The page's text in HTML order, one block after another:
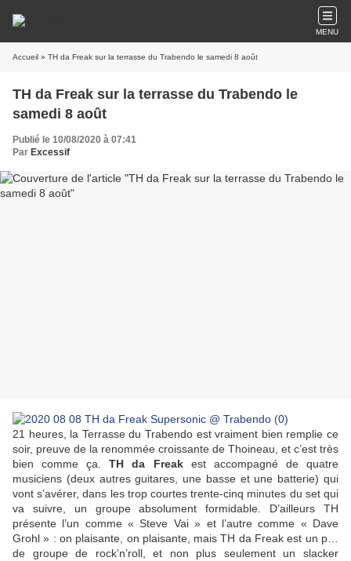
MENU
Accueil » TH da Freak sur la terrasse du Trabendo le samedi 8 août
TH da Freak sur la terrasse du Trabendo le
samedi 8 août
Publié le 10/08/2020 à 07:41
Par Excessif
21 heures, la Terrasse du Trabendo est vraiment bien remplie ce
soir, preuve de la renommée croissante de Thoineau, et c’est très
bien comme ça.TH da Freakest accompagné de quatre
musiciens (deux autres guitares, une basse et une batterie) qui
vont s’avérer, dans les trop courtes trente-cinq minutes du set qui
va suivre, un groupe absolument formidable. D’ailleurs TH
présente l’un comme « Steve Vai » et l’autre comme « Dave
Grohl » : on plaisante, on plaisante, mais TH da Freak est un p…
de groupe de rock’n’roll, et non plus seulement un slacker